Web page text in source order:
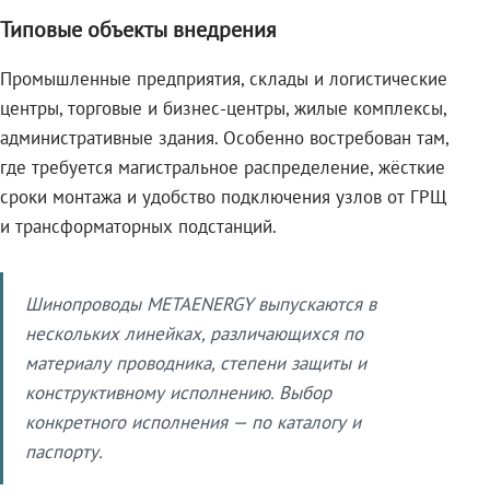
Типовые объекты внедрения
Промышленные предприятия, склады и логистические
центры, торговые и бизнес-центры, жилые комплексы,
административные здания. Особенно востребован там,
где требуется магистральное распределение, жёсткие
сроки монтажа и удобство подключения узлов от ГРЩ
и трансформаторных подстанций.
Шинопроводы METAENERGY выпускаются в
нескольких линейках, различающихся по
материалу проводника, степени защиты и
конструктивному исполнению. Выбор
конкретного исполнения — по каталогу и
паспорту.